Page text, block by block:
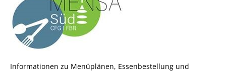
Informationen zu Menüplänen, Essenbestellung und